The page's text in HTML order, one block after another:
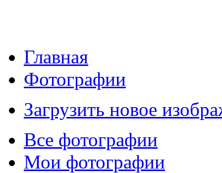
Главная
Фотографии
Загрузить новое
Все фотографии
Мои фотографии